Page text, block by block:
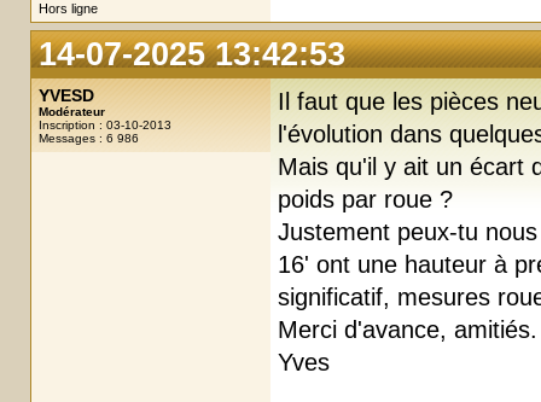
Hors ligne
14-07-2025 13:42:53
YVESD
Modérateur
Inscription : 03-10-2013
Messages : 6 986
Il faut que les pièces
l'évolution dans
Mais qu'il y ait un écart
poids par roue ?
Justement peux-tu
16' ont une hauteur à
significatif, mesures
Merci d'avance, amitiés.
Yves